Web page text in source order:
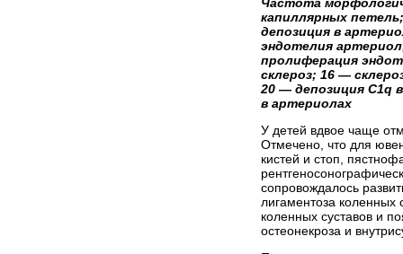
капиллярных
депозиция в
эндотелия
пролиферация
склероз; 16 —
20 — депозиция C1q
в артериолах
У детей вдвое чаще
Отмечено, что для
кистей и стоп,
сопровождалось
лигаментоза
коленных суставов и
остеонекроза и